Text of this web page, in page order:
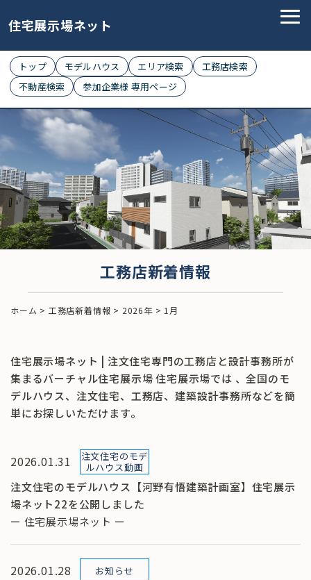
住宅展示場ネット
トップ モデルハウス エリア検索
工務店検索
不動産検索
参加企業様 専用ページ
工務店新着情報
ホーム > 工務店新着情報 > 2026年> 1月
住宅展示場ネット | 注文住宅専門の工務店と設計事務所が
集まるバーチャル住宅展示場 住宅展示場では 、全国のモ
デルハウス、注文住宅、工務店、建築設計事務所などを簡
単にお探しいただけます。
2026.01.31
注文住宅のモデ
ルハウス動画
注文住宅のモデルハウス【河野有悟建築計画室】住宅展示
場ネット22を公開しました
ー 住宅展示場ネット ー
2026.01.28 お知らせ